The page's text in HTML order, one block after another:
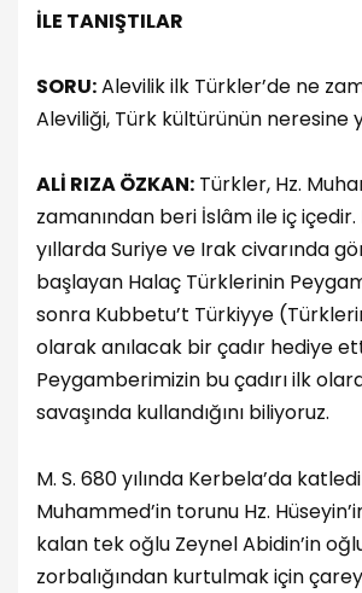
İLE TANIŞTILAR
SORU:Alevilik ilk Türkler’de ne
Aleviliği, Türk kültürünün neresine
ALİ RIZA ÖZKAN: Türkler, Hz.
zamanından beri İslâm ile iç içedir.
yıllarda Suriye ve Irak civarında
başlayan Halaç Türklerinin
sonra Kubbetu’t Türkiyye
olarak anılacak bir çadır hediye
Peygamberimizin bu çadırı ilk
savaşında kullandığını biliyoruz.
M. S. 680 yılında Kerbela’da
Muhammed’in torunu Hz.
kalan tek oğlu Zeynel Abidin’in
zorbalığından kurtulmak için